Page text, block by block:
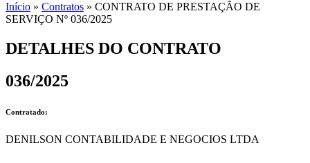
Início » Contratos » CONTRATO DE PRESTAÇÃO DE
SERVIÇO Nº 036/2025
DETALHES DO CONTRATO​
036/2025
Contratado:
DENILSON CONTABILIDADE E NEGOCIOS LTDA